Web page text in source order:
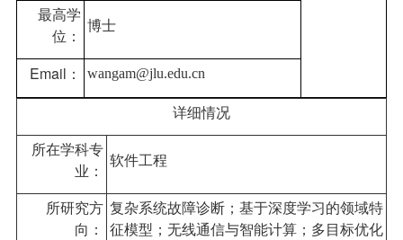
最高学
位：
博士
Email： wangam@jlu.edu.cn
详细情况
所在学科专
业：
软件工程
所研究方
向：
复杂系统故障诊断；基于深度学习的领域特
征模型；无线通信与智能计算；多目标优化